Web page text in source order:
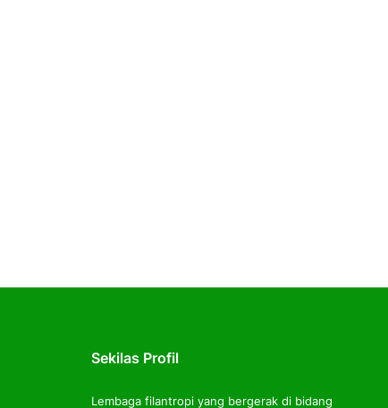
Sekilas Profil
Lembaga filantropi yang bergerak di bidang